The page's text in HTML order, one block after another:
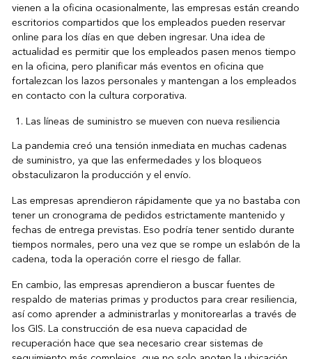
vienen a la oficina ocasionalmente, las empresas están creando
escritorios compartidos que los empleados pueden reservar
online para los días en que deben ingresar. Una idea de
actualidad es permitir que los empleados pasen menos tiempo
en la oficina, pero planificar más eventos en oficina que
fortalezcan los lazos personales y mantengan a los empleados
en contacto con la cultura corporativa.
Las líneas de suministro se mueven con nueva resiliencia
La pandemia creó una tensión inmediata en muchas cadenas
de suministro, ya que las enfermedades y los bloqueos
obstaculizaron la producción y el envío.
Las empresas aprendieron rápidamente que ya no bastaba con
tener un cronograma de pedidos estrictamente mantenido y
fechas de entrega previstas. Eso podría tener sentido durante
tiempos normales, pero una vez que se rompe un eslabón de la
cadena, toda la operación corre el riesgo de fallar.
En cambio, las empresas aprendieron a buscar fuentes de
respaldo de materias primas y productos para crear resiliencia,
así como aprender a administrarlas y monitorearlas a través de
los GIS. La construcción de esa nueva capacidad de
recuperación hace que sea necesario crear sistemas de